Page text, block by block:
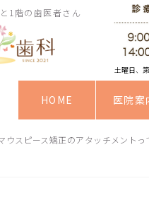
1階の歯医者さん
土曜日、
HOME 医院案
ウスピース矯正のアタッチメント